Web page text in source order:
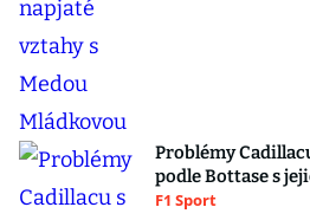
Problémy
podle Bottase s
F1 Sport